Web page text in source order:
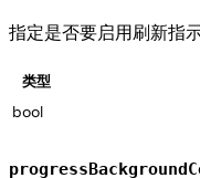
指定是否要启用刷新指示
类型
bool